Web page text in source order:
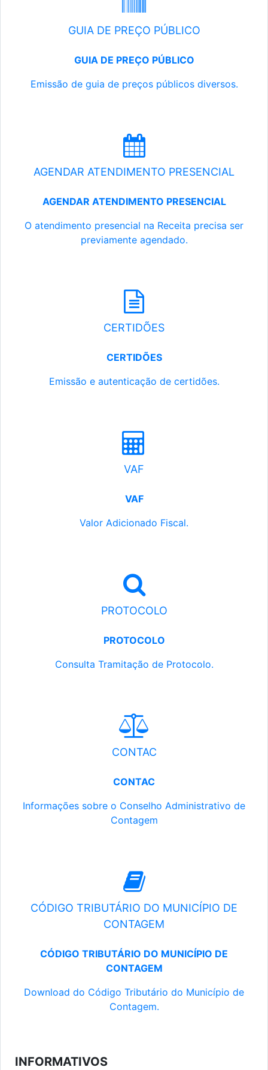
GUIA DE PREÇO PÚBLICO
GUIA DE PREÇO PÚBLICO
Emissão de guia de preços públicos diversos.
AGENDAR ATENDIMENTO PRESENCIAL
AGENDAR ATENDIMENTO PRESENCIAL
O atendimento presencial na Receita precisa ser
previamente agendado.
CERTIDÕES
CERTIDÕES
Emissão e autenticação de certidões.
VAF
VAF
Valor Adicionado Fiscal.
PROTOCOLO
PROTOCOLO
Consulta Tramitação de Protocolo.
CONTAC
CONTAC
Informações sobre o Conselho Administrativo de
Contagem
CÓDIGO TRIBUTÁRIO DO MUNICÍPIO DE
CONTAGEM
CÓDIGO TRIBUTÁRIO DO MUNICÍPIO DE
CONTAGEM
Download do Código Tributário do Município de
Contagem.
INFORMATIVOS